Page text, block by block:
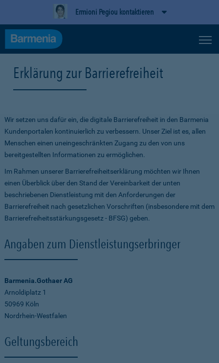
Ermioni Pegiou kontaktieren
Erklärung zur Barrierefreiheit
Wir setzen uns dafür ein, die digitale Barrierefreiheit in den Barmenia
Kundenportalen kontinuierlich zu verbessern. Unser Ziel ist es, allen
Menschen einen uneingeschränkten Zugang zu den von uns
bereitgestellten Informationen zu ermöglichen.
Im Rahmen unserer Barrierefreiheitserklärung möchten wir Ihnen
einen Überblick über den Stand der Vereinbarkeit der unten
beschriebenen Dienstleistung mit den Anforderungen der
Barrierefreiheit nach gesetzlichen Vorschriften (insbesondere mit dem
Barrierefreiheitsstärkungsgesetz - BFSG) geben.
Angaben zum Dienstleistungserbringer
Barmenia.Gothaer AG
Arnoldiplatz 1
50969 Köln
Nordrhein-Westfalen
Geltungsbereich